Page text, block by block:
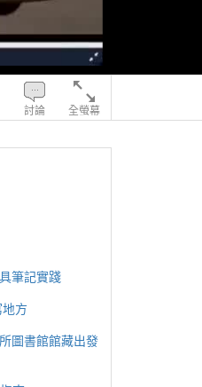
討論 全螢幕
筆記實踐
方
圖書館館藏出發